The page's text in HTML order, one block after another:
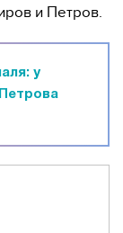
и Петров.
у